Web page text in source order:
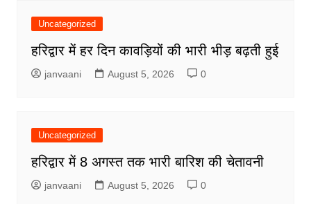
Uncategorized
हरिद्वार में हर दिन कावड़ियों की भारी भीड़ बढ़ती हुई
janvaani August 5, 2026 0
Uncategorized
हरिद्वार में 8 अगस्त तक भारी बारिश की चेतावनी
janvaani August 5, 2026 0